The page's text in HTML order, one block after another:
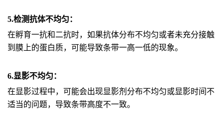
5.检测抗体不均匀：
在孵育一抗和二抗时，如果抗体分布不均匀或者未充分接触
到膜上的蛋白质，可能导致条带一高一低的现象。
6.显影不均匀：
在显影过程中，可能会出现显影剂分布不均匀或显影时间不
适当的问题，导致条带高度不一致。